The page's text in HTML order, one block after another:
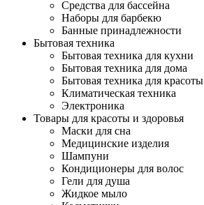
Средства для бассейна
Наборы для барбекю
Банные принадлежности
Бытовая техника
Бытовая техника для кухни
Бытовая техника для дома
Бытовая техника для красоты
Климатическая техника
Электроника
Товары для красоты и здоровья
Маски для сна
Медицинские изделия
Шампуни
Кондиционеры для волос
Гели для душа
Жидкое мыло